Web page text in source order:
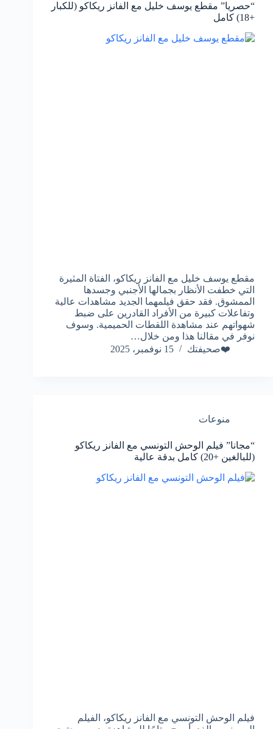
“حصريا” مقطع يوسف خليل مع الفانز ريكاكو (للكبار
+18) كامل
مقطع يوسف خليل مع الفانز ريكاكو، الفتاة المثيرة
التي خطفت الأنظار بجمالها الأجنبي وجسدها
الممشوق. فقد حقق فيلمهما الجديد مشاهدات عالية
وتفاعلات كبيرة من الأفراد القادرين على ضبط
شهواتهم عند مشاهدة اللقطات الحميمية. وسوف
نوفر في مقالنا هذا ومن خلال…
❤️صحيفتك
15 نوفمبر، 2025
منوعات
“مجانا” فيلم الوحش التونسي مع الفانز ريكاكو
(للبالغين +20) كامل بدقة عالية
فيلم الوحش التونسي مع الفانز ريكاكو، الفيلم